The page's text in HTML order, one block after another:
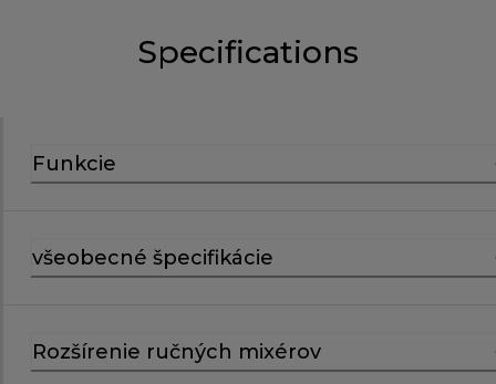
Specifications
Funkcie
všeobecné špecifikácie
Rozšírenie ručných mixérov